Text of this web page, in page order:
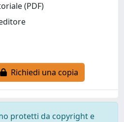
(PDF)
Richiedi una copia
protetti da copyright e